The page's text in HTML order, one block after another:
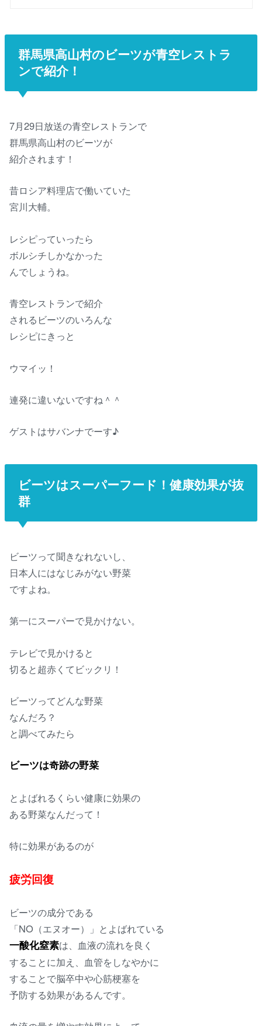
群馬県高山村のビーツが青空レストラ
ンで紹介！
7月29日放送の青空レストランで
群馬県高山村のビーツが
紹介されます！
昔ロシア料理店で働いていた
宮川大輔。
レシピっていったら
ボルシチしかなかった
んでしょうね。
青空レストランで紹介
されるビーツのいろんな
レシピにきっと
ウマイッ！
連発に違いないですね＾＾
ゲストはサバンナでーす♪
ビーツはスーパーフード！健康効果が抜
群
ビーツって聞きなれないし、
日本人にはなじみがない野菜
ですよね。
第一にスーパーで見かけない。
テレビで見かけると
切ると超赤くてビックリ！
ビーツってどんな野菜
なんだろ？
と調べてみたら
ビーツは奇跡の野菜
とよばれるくらい健康に効果の
ある野菜なんだって！
特に効果があるのが
疲労回復
ビーツの成分である
「NO（エヌオー）」とよばれている
一酸化窒素は、血液の流れを良く
することに加え、血管をしなやかに
することで脳卒中や心筋梗塞を
予防する効果があるんです。